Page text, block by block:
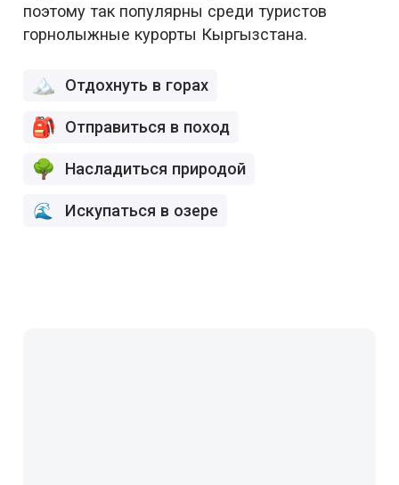
поэтому так популярны среди туристов
горнолыжные курорты Кыргызстана.
Отдохнуть в горах
Отправиться в поход
Насладиться природой
Искупаться в озере